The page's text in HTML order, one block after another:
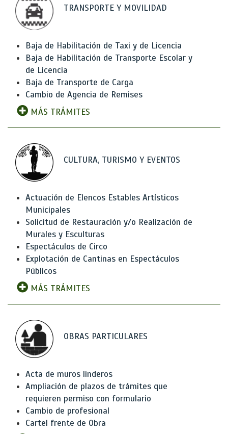
TRANSPORTE Y MOVILIDAD
Baja de Habilitación de Taxi y de Licencia
Baja de Habilitación de Transporte Escolar y
de Licencia
Baja de Transporte de Carga
Cambio de Agencia de Remises
MÁS TRÁMITES
CULTURA, TURISMO Y EVENTOS
Actuación de Elencos Estables Artísticos
Municipales
Solicitud de Restauración y/o Realización de
Murales y Esculturas
Espectáculos de Circo
Explotación de Cantinas en Espectáculos
Públicos
MÁS TRÁMITES
OBRAS PARTICULARES
Acta de muros linderos
Ampliación de plazos de trámites que
requieren permiso con formulario
Cambio de profesional
Cartel frente de Obra